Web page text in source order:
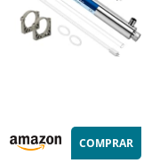
COMPRAR